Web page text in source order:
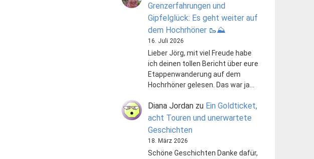
Grenzerfahrungen und
Gipfelglück: Es geht weiter auf
dem Hochrhöner 🥾⛰️
16. Juli 2026
Lieber Jörg, mit viel Freude habe
ich deinen tollen Bericht über eure
Etappenwanderung auf dem
Hochrhöner gelesen. Das war ja…
Diana Jordanzu Ein Goldticket,
acht Touren und unerwartete
Geschichten
18. März 2026
Schöne Geschichten Danke dafür,